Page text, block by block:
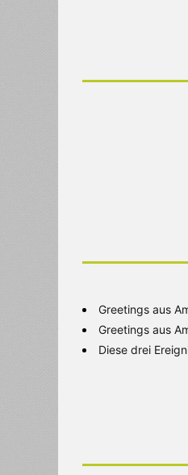
Greetings aus
Greetings aus
Diese drei